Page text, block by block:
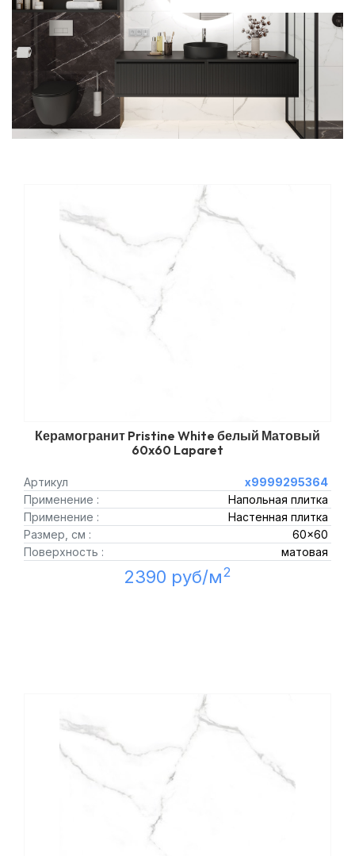
Керамогранит Pristine White белый Матовый
60x60 Laparet
Артикул
х9999295364
Применение :
Напольная плитка
Применение :
Настенная плитка
Размер, см :
60x60
Поверхность :
матовая
2390 руб/м2